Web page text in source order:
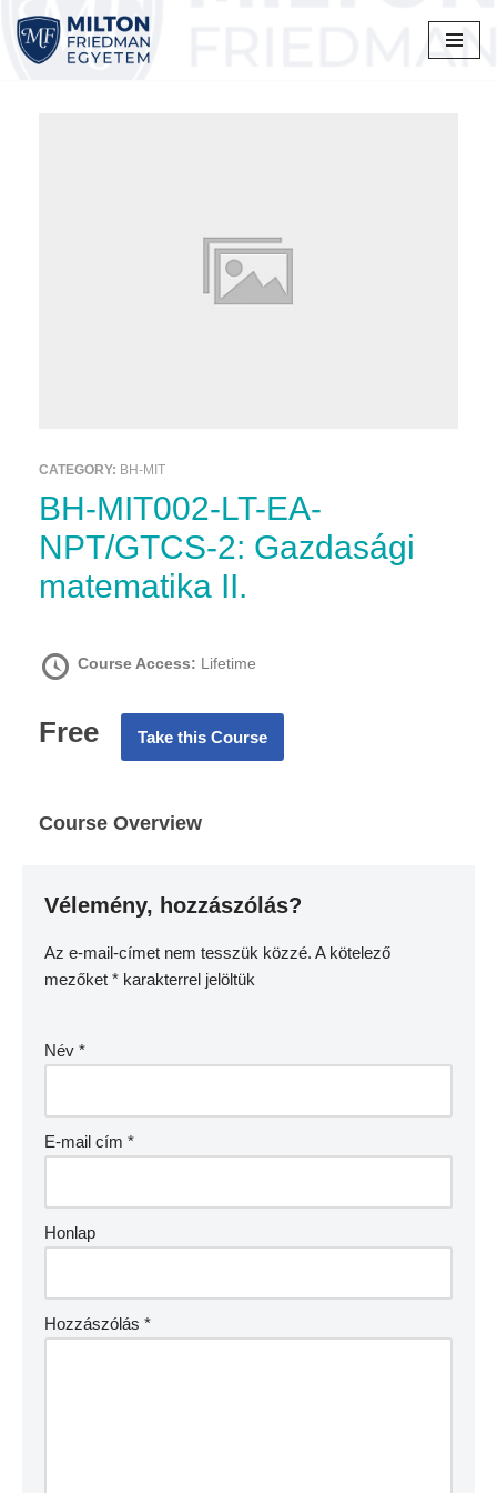
Skip
CATEGORY: BH-MIT
BH-MIT002-LT-EA-
NPT/GTCS-2: Gazdasági
matematika II.
Course Access: Lifetime
Free Take this Course
Course Overview
Vélemény, hozzászólás?
Az e-mail-címet nem tesszük közzé. A kötelező
mezőket * karakterrel jelöltük
Név *
E-mail cím *
Honlap
Hozzászólás *